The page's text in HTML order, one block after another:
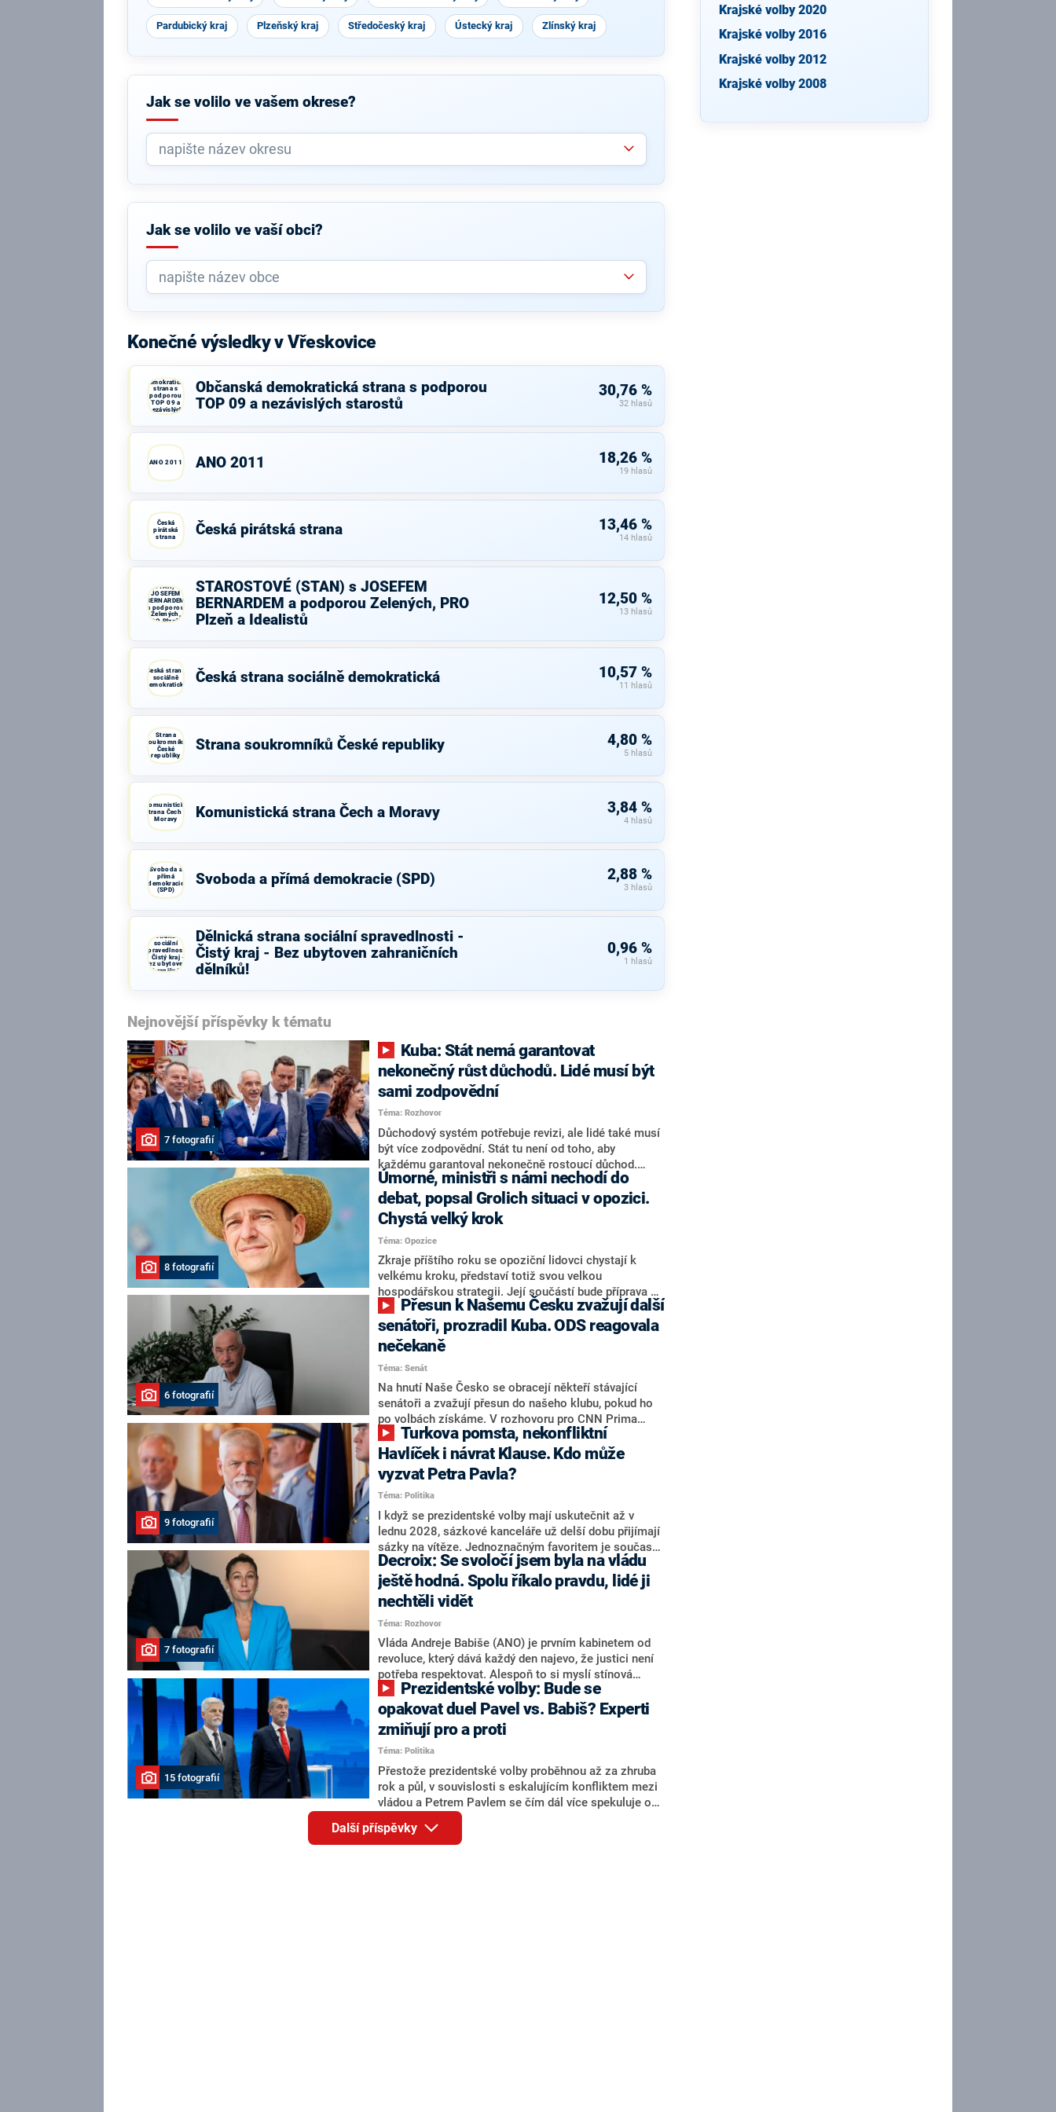
Pardubický kraj Plzeňský kraj Středočeský kraj Ústecký kraj Zlínský kraj
Jak se volilo ve vašem okrese?
Jak se volilo ve vaší obci?
Konečné výsledky v Vřeskovice
demokratická
strana s
podporou
TOP 09 a
nezávislých
starostů
Občanská demokratická strana s podporou
TOP 09 a nezávislých starostů
30,76 %
32 hlasů
ANO 2011 ANO 2011 18,26 %
19 hlasů
Česká
pirátská
strana
Česká pirátská strana 13,46 %
14 hlasů
(STAN) s
JOSEFEM
BERNARDEM
a podporou
Zelených,
PRO Plzeň a
STAROSTOVÉ (STAN) s JOSEFEM
BERNARDEM a podporou Zelených, PRO
Plzeň a Idealistů
12,50 %
13 hlasů
Česká strana
sociálně
demokratická
Česká strana sociálně demokratická 10,57 %
11 hlasů
Strana
soukromníků
České
republiky
Strana soukromníků České republiky 4,80 %
5 hlasů
Komunistická
strana Čech a
Moravy
Komunistická strana Čech a Moravy 3,84 %
4 hlasů
Svoboda a
přímá
demokracie
(SPD)
Svoboda a přímá demokracie (SPD) 2,88 %
3 hlasů
strana
sociální
spravedlnosti
- Čistý kraj -
Bez ubytoven
zahraničních
Dělnická strana sociální spravedlnosti -
Čistý kraj - Bez ubytoven zahraničních
dělníků!
0,96 %
1 hlasů
Nejnovější příspěvky k tématu
7 fotografií
nekonečný růst důchodů. Lidé musí být
sami zodpovědní
Téma: Rozhovor
Důchodový systém potřebuje revizi, ale lidé také musí
být více zodpovědní. Stát tu není od toho, aby
každému garantoval nekonečně rostoucí důchod.
Chybí tu nový systém a my ho představíme,řekl
hejtman Jihočeského kraje a předseda hnutí Naše
Česko Martin Kuba v rozhovoru pro CNN Prima NEWS.
V čele státu pak podle něj nemůže být člověk, který by
střetem zájmů omezoval čerpání financí a rozvoj,
dodal. Řešení u Andreje Babiše ale hodnotit nechtěl.
8 fotografií
Úmorné, ministři s námi nechodí do
debat, popsal Grolich situaci v opozici.
Chystá velký krok
Téma: Opozice
Zkraje příštího roku se opoziční lidovci chystají k
velkému kroku, představí totiž svou velkou
hospodářskou strategii. Její součástí bude příprava na
stárnutí populace, řekl ve středu na setkání s novináři
nový předseda lidovců Jan Grolich. Ten zároveň v
senátních volbách kandiduje ve Vyškově. Popsal i
aktivitu opozice, o níž vládní strany nebo političtí
komentátoři mluví jako o slabé a v defenzivě. „Je to
úmorná práce upozorňovat na chyby vlády. Ministři s
námi navíc nechodí do debat. Chceme ale ukazovat
svoje témata,“ odpověděl Grolich na dotaz CNN Prima
NEWS.
6 fotografií
senátoři, prozradil Kuba. ODS reagovala
nečekaně
Téma: Senát
Na hnutí Naše Česko se obracejí někteří stávající
senátoři a zvažují přesun do našeho klubu, pokud ho
po volbách získáme. V rozhovoru pro CNN Prima
NEWS to řekl zakladatel hnutí a jihočeský hejtman
Martin Kuba. Konkrétní nebyl, ale získat by takto mohl
například senátora Zdeňka Hrabu, který je dnes
součástí klubu ODS a TOP 09. Hraba to na dotaz
redakce nevyloučil. Předseda klubu senátorů ODS
Zdeněk Nytra redakci řekl, že počítá s odchodem
některých senátorů z klubu a že Naše Česko není
nepřítel, ale soupeř.
9 fotografií
Havlíček i návrat Klause. Kdo může
vyzvat Petra Pavla?
Téma: Politika
I když se prezidentské volby mají uskutečnit až v
lednu 2028, sázkové kanceláře už delší dobu přijímají
sázky na vítěze. Jednoznačným favoritem je současná
hlava státu Petr Pavel. Daleko za ním pak bookmakeři
zmiňují dva výrazné politiky ANO, tedy premiéra
Andreje Babiše a ministra průmyslu Karla Havlíčka.
Oblíbeným tipem samotných sázkařů je poslanec za
Motoristy Filip Turek. Politolog Jan Kubáček nicméně
o případné kandidatuře kohokoliv ze zmíněné trojice
značně pochybuje. Podle něj současná koalice dosud
nemá osobu, která by Pavlovi mohla konkurovat.
7 fotografií
Decroix: Se svoločí jsem byla na vládu
ještě hodná. Spolu říkalo pravdu, lidé ji
nechtěli vidět
Téma: Rozhovor
Vláda Andreje Babiše (ANO) je prvním kabinetem od
revoluce, který dává každý den najevo, že justici není
potřeba respektovat. Alespoň to si myslí stínová
ministryně spravedlnosti ODS Eva Decroix. V
rozhovoru pro CNN Prima NEWS si nebrala servítky
ohledně politického výkonu svého nástupce Jeronýma
Tejce (za ANO) či vládní zmocněnkyně pro lidská
práva Taťány Malé (ANO). Označením „svoloč“ na
adresu vlády prý byla ještě hodná. Decroix se také
vrátila k volební porážce koalice Spolu či promluvila o
hnutí Naše Česko Martina Kuby.
15 fotografií
opakovat duel Pavel vs. Babiš? Experti
zmiňují pro a proti
Téma: Politika
Přestože prezidentské volby proběhnou až za zhruba
rok a půl, v souvislosti s eskalujícím konfliktem mezi
vládou a Petrem Pavlem se čím dál více spekuluje o
tom, koho by do bitvy o Hrad mohla vyslat současná
koalice. Někteří političtí komentátoři znovu vytahují
jméno premiéra Andreje Babiše (ANO). Jak moc je
Další příspěvky
Krajské volby 2020
Krajské volby 2016
Krajské volby 2012
Krajské volby 2008